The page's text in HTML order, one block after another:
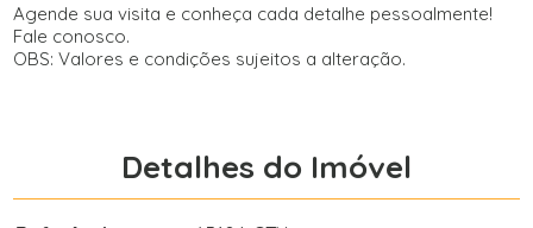
Agende sua visita e conheça cada detalhe pessoalmente!
Fale conosco.
OBS: Valores e condições sujeitos a alteração.
Detalhes do Imóvel